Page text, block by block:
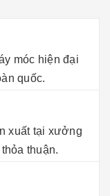
móc hiện đại
quốc.
xuất tại xưởng
thuận.